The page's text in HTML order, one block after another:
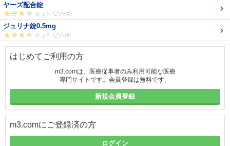
ヤーズ配合錠
ジュリナ錠0.5mg
はじめてご利用の方
m3.comは、医療従事者のみ利用可能な医療
専門サイトです。会員登録は無料です。
新規会員登録
m3.comにご登録済の方
ログイン